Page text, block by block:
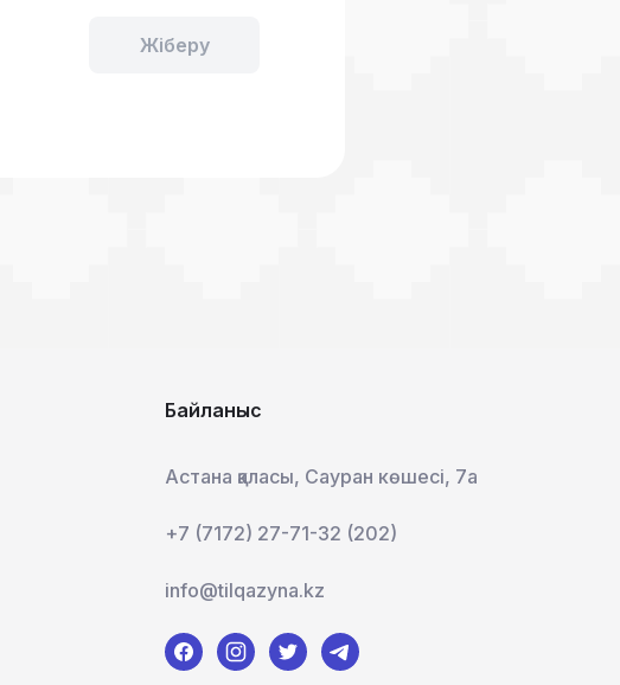
Жіберу
Байланыс
Астана қаласы, Сауран көшесі, 7а
+7 (7172) 27-71-32 (202)
info@tilqazyna.kz